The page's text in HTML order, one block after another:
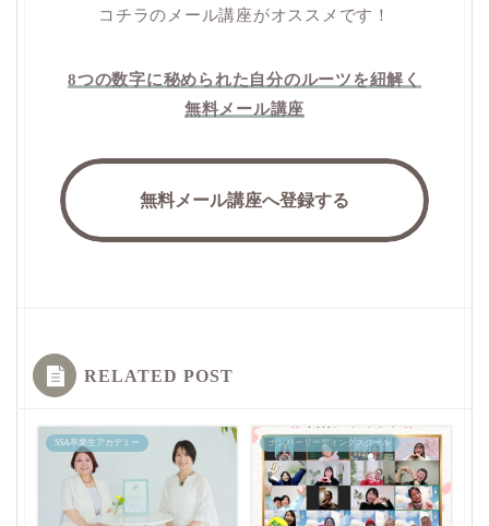
コチラのメール講座がオススメです！
8つの数字に秘められた自分のルーツを紐解く
無料メール講座
無料メール講座へ登録する
RELATED POST
SSA卒業生アカデミー ナンバーリーディングスクール